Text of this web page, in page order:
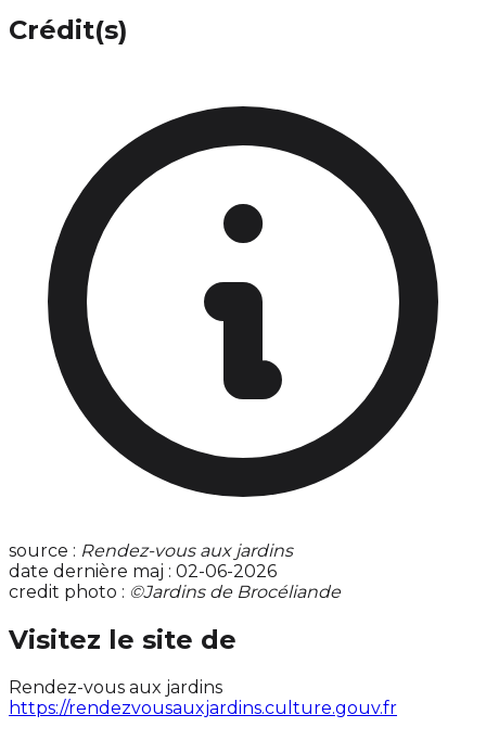
Crédit(s)
source : Rendez-vous aux jardins
date dernière maj : 02-06-2026
credit photo : ©Jardins de Brocéliande
Visitez le site de
Rendez-vous aux jardins
https://rendezvousauxjardins.culture.gouv.fr